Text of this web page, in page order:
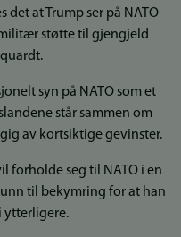
at Trump ser på NATO
støtte til gjengjeld
syn på NATO som et
står sammen om
av kortsiktige gevinster.
forholde seg til NATO i en
til bekymring for at han
ytterligere.